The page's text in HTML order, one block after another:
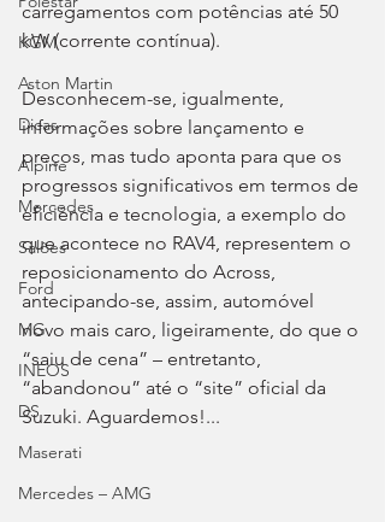
KGM
Aston Martin
Dicas
Alpine
Mercedes
Salões
Ford
MG
INEOS
DS
Maserati
Mercedes – AMG
carregamentos com potências até 50
kW (corrente contínua).
Desconhecem-se, igualmente,
informações sobre lançamento e
preços, mas tudo aponta para que os
progressos significativos em termos de
eficiência e tecnologia, a exemplo do
que acontece no RAV4, representem o
reposicionamento do Across,
antecipando-se, assim, automóvel
novo mais caro, ligeiramente, do que o
“saiu de cena” – entretanto,
“abandonou” até o “site” oficial da
Suzuki. Aguardemos!...